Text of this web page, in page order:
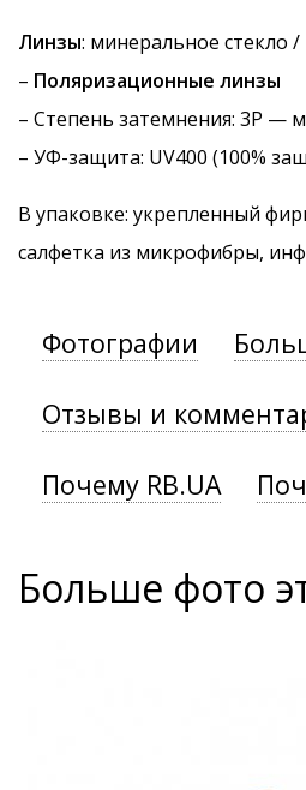
Линзы: минеральное стекло
– Поляризационные линзы
– Степень затемнения: 3P —
– УФ-защита: UV400 (100%
В упаковке: укрепленный
салфетка из микрофибры,
Фотографии
Отзывы и
Почему RB.UA
Больше фото